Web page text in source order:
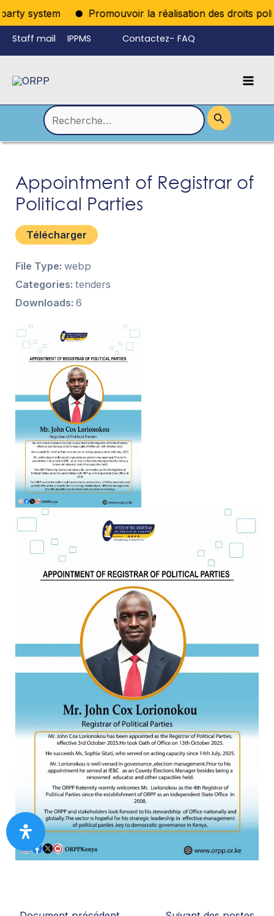
system Promouvoir la réalisation des droits
Aller
au
contenu
Staff mail IPPMS Contactez- FAQ
Rechercher :
Appointment of Registrar of
Political Parties
Télécharger
File Type:webp
Categories:tenders
Downloads:6